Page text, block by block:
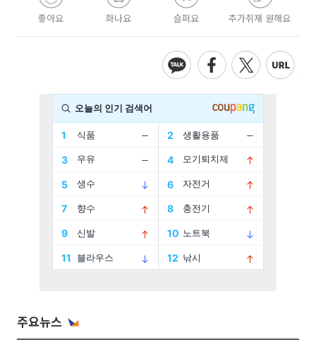
좋아요 화나요 슬퍼요 추가취재 원해요
주요뉴스